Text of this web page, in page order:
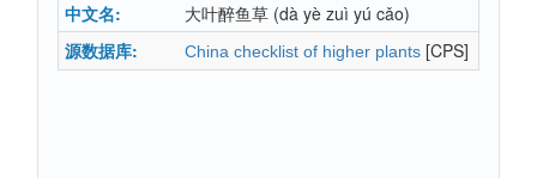
中文名: 大叶醉鱼草 (dà yè zuì yú cǎo)
源数据库:
China checklist of higher plants [CPS]